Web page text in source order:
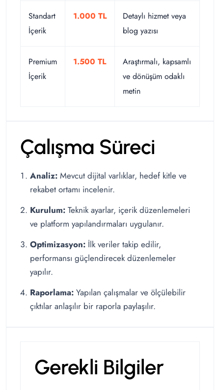
Standart
İçerik
1.000 TL
Detaylı hizmet veya
blog yazısı
Premium
İçerik
1.500 TL
Araştırmalı, kapsamlı
ve dönüşüm odaklı
metin
Çalışma Süreci
Analiz: Mevcut dijital varlıklar, hedef kitle ve
rekabet ortamı incelenir.
Kurulum: Teknik ayarlar, içerik düzenlemeleri
ve platform yapılandırmaları uygulanır.
Optimizasyon: İlk veriler takip edilir,
performansı güçlendirecek düzenlemeler
yapılır.
Raporlama: Yapılan çalışmalar ve ölçülebilir
çıktılar anlaşılır bir raporla paylaşılır.
Gerekli Bilgiler